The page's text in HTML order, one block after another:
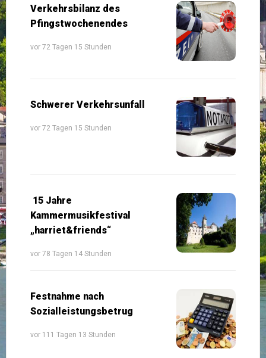
Verkehrsbilanz des
Pfingstwochenendes
vor 72 Tagen 15 Stunden
Schwerer Verkehrsunfall
vor 72 Tagen 15 Stunden
15 Jahre
Kammermusikfestival
„harriet&friends“
vor 78 Tagen 14 Stunden
Festnahme nach
Sozialleistungsbetrug
vor 111 Tagen 13 Stunden